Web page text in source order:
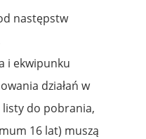
następstw
i ekwipunku
działań w
listy do pobrania,
16 lat) muszą